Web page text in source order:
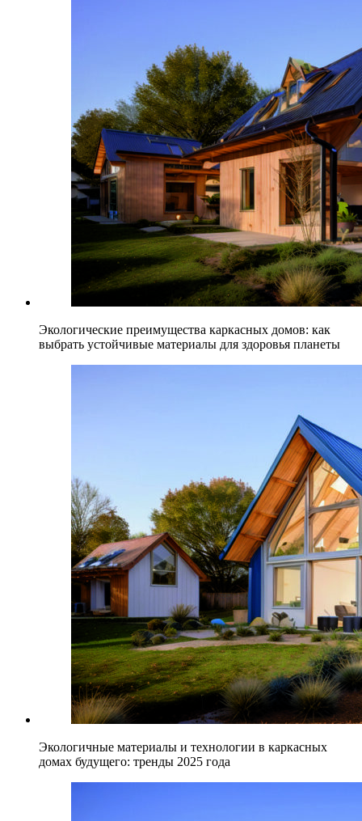
Экологические преимущества каркасных домов: как
выбрать устойчивые материалы для здоровья планеты
Экологичные материалы и технологии в каркасных
домах будущего: тренды 2025 года